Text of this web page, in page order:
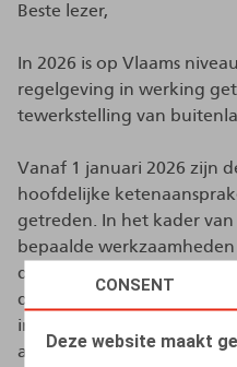
CONSENT
Deze website maakt
Beste lezer,
In 2026 is op Vlaams
regelgeving in werking
tewerkstelling van
Vanaf 1 januari 2026 zijn
hoofdelijke
getreden. In het kader
bepaalde
de eigen werknemers,
de) onderaannemer. De
invoeren van een aantal